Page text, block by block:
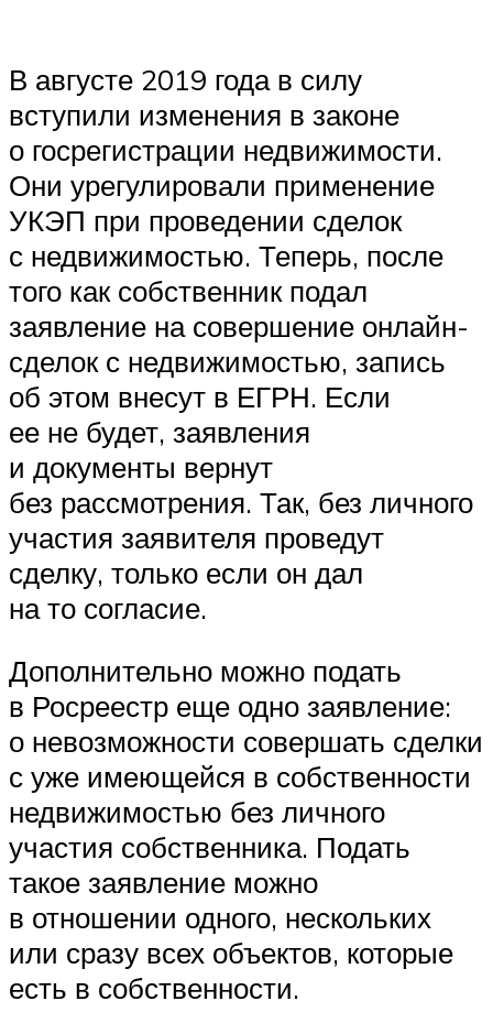
В августе 2019 года в силу
вступили изменения в законе
о госрегистрации недвижимости.
Они урегулировали применение
УКЭП при проведении сделок
с недвижимостью. Теперь, после
того как собственник подал
заявление на совершение онлайн-
сделок с недвижимостью, запись
об этом внесут в ЕГРН. Если
ее не будет, заявления
и документы вернут
без рассмотрения. Так, без личного
участия заявителя проведут
сделку, только если он дал
на то согласие.
Дополнительно можно подать
в Росреестр еще одно заявление:
о невозможности совершать сделки
с уже имеющейся в собственности
недвижимостью без личного
участия собственника. Подать
такое заявление можно
в отношении одного, нескольких
или сразу всех объектов, которые
есть в собственности.